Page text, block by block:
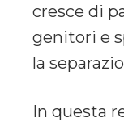
cresce di
genitori e
la
In questa